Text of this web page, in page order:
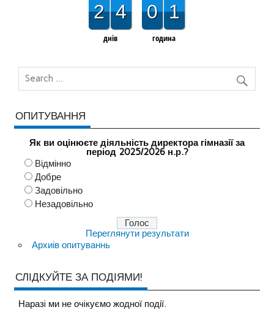
2 4
днів
0 1
година
ОПИТУВАННЯ
Як ви оцінюєте діяльність директора гімназії за
період 2025/2026 н.р.?
Відмінно
Добре
Задовільно
Незадовільно
Переглянути результати
Архиів опитуваннь
СЛІДКУЙТЕ ЗА ПОДІЯМИ!
Наразi ми не очiкуємо жодної події.